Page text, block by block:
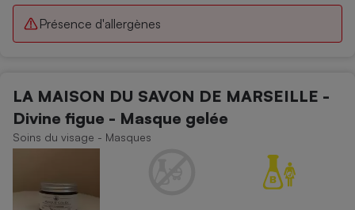
Présence d'allergènes
LA MAISON DU SAVON DE MARSEILLE -
Divine figue - Masque gelée
Soins du visage - Masques